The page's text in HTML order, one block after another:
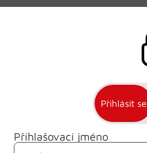
Přihlásit se
Přihlašovací jméno
Jméno